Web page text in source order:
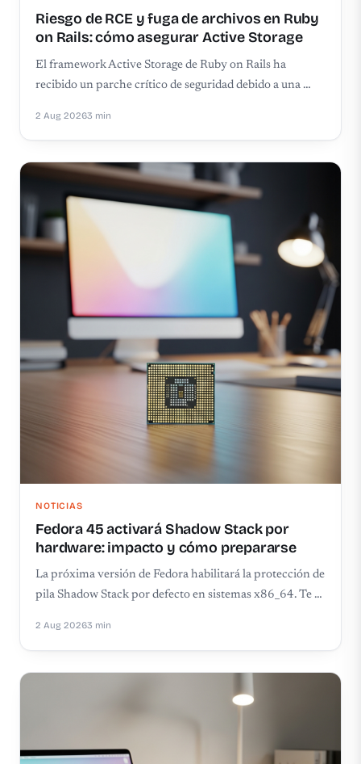
Riesgo de RCE y fuga de archivos en Ruby
on Rails: cómo asegurar Active Storage
El framework Active Storage de Ruby on Rails ha
recibido un parche crítico de seguridad debido a una …
2 Aug 20263 min
NOTICIAS
Fedora 45 activará Shadow Stack por
hardware: impacto y cómo prepararse
La próxima versión de Fedora habilitará la protección de
pila Shadow Stack por defecto en sistemas x86_64. Te …
2 Aug 20263 min